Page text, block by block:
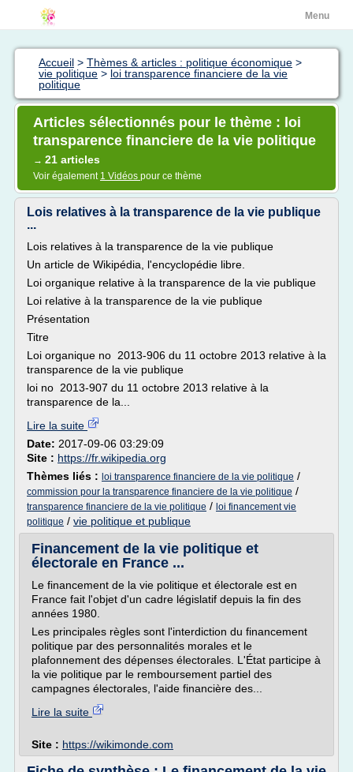
Menu
Accueil > Thèmes & articles : politique économique >
vie politique > loi transparence financiere de la vie
politique
Articles sélectionnés pour le thème : loi
transparence financiere de la vie politique
→ 21 articles
Voir également 1 Vidéos pour ce thème
Lois relatives à la transparence de la vie publique
...
Lois relatives à la transparence de la vie publique
Un article de Wikipédia, l'encyclopédie libre.
Loi organique relative à la transparence de la vie publique
Loi relative à la transparence de la vie publique
Présentation
Titre
Loi organique no 2013-906 du 11 octobre 2013 relative à la
transparence de la vie publique
loi no 2013-907 du 11 octobre 2013 relative à la
transparence de la...
Lire la suite
Date: 2017-09-06 03:29:09
Site : https://fr.wikipedia.org
Thèmes liés : loi transparence financiere de la vie politique /
commission pour la transparence financiere de la vie politique /
transparence financiere de la vie politique / loi financement vie
politique / vie politique et publique
Financement de la vie politique et
électorale en France ...
Le financement de la vie politique et électorale est en
France fait l'objet d'un cadre législatif depuis la fin des
années 1980.
Les principales règles sont l'interdiction du financement
politique par des personnalités morales et le
plafonnement des dépenses électorales. L'État participe à
la vie politique par le remboursement partiel des
campagnes électorales, l'aide financière des...
Lire la suite
Site : https://wikimonde.com